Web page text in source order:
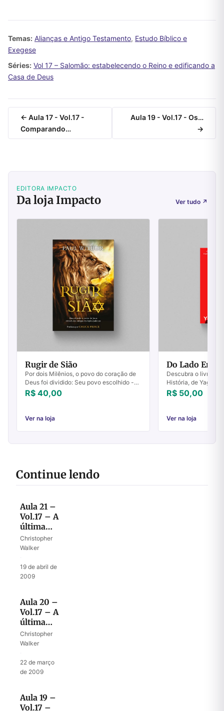
Temas: Alianças e Antigo Testamento, Estudo Bíblico e
Exegese
Séries: Vol 17 – Salomão: estabelecendo o Reino e edificando a
Casa de Deus
← Aula 17 - Vol.17 -
Comparando…
Aula 19 - Vol.17 - Os…
→
EDITORA IMPACTO
Da loja Impacto Ver tudo ↗
Rugir de Sião
Por dois Milênios, o povo do coração de
Deus foi dividido: Seu povo escolhido -
os judeus - de um lado, e os gentios que
creem em Cristo, do outro. O que se...
R$ 40,00
Ver na loja
Do Lado
Descubra o livro Do
História, de Yago
renovada e
R$ 50,00
Ver na loja
Continue lendo
Aula 21 –
Vol.17 – A
última
viagem
da Arca –
Christopher
Walker
19 de abril de
2009
Aula 20 –
Vol.17 – A
última
viagem
da Arca –
Christopher
Walker
22 de março
de 2009
Aula 19 –
Vol.17 –